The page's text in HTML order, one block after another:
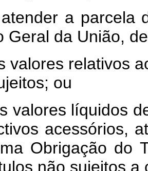
a parcela do
Geral da União,
relativos ao
ou
líquidos de
acessórios,
Obrigação do
não sujeitos a